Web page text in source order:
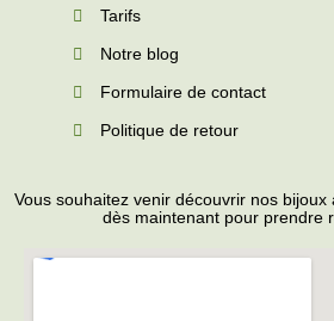
Tarifs
Notre blog
Formulaire de contact
Politique de retour
Vous souhaitez venir découvrir nos bijoux
dès maintenant pour prendre